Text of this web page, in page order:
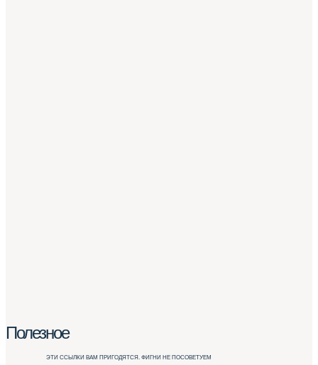
Полезное
ЭТИ ССЫЛКИ ВАМ ПРИГОДЯТСЯ. ФИГНИ НЕ ПОСОВЕТУЕМ